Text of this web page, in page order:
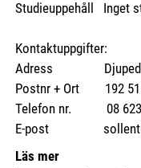
Studieuppehåll Inget
Kontaktuppgifter:
Adress
Postnr + Ort 192 51
Telefon nr. 08 623
E-post
Läs mer